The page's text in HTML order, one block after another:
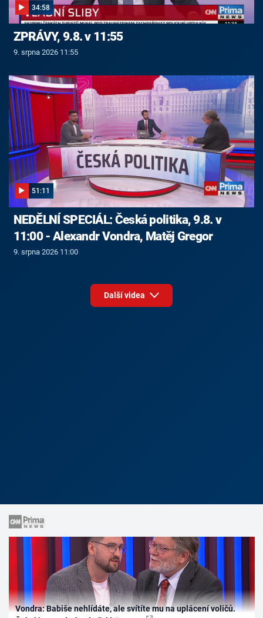
34:58
ZPRÁVY, 9.8. v 11:55
9. srpna 2026 11:55
51:11
NEDĚLNÍ SPECIÁL: Česká politika, 9.8. v
11:00 - Alexandr Vondra, Matěj Gregor
9. srpna 2026 11:00
Další videa
Vondra: Babiše nehlídáte, ale svítíte mu na uplácení voličů.